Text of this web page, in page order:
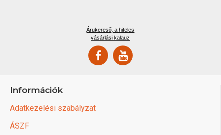
Árukereső, a hiteles
vásárlási kalauz
Információk
Adatkezelési szabályzat
ÁSZF